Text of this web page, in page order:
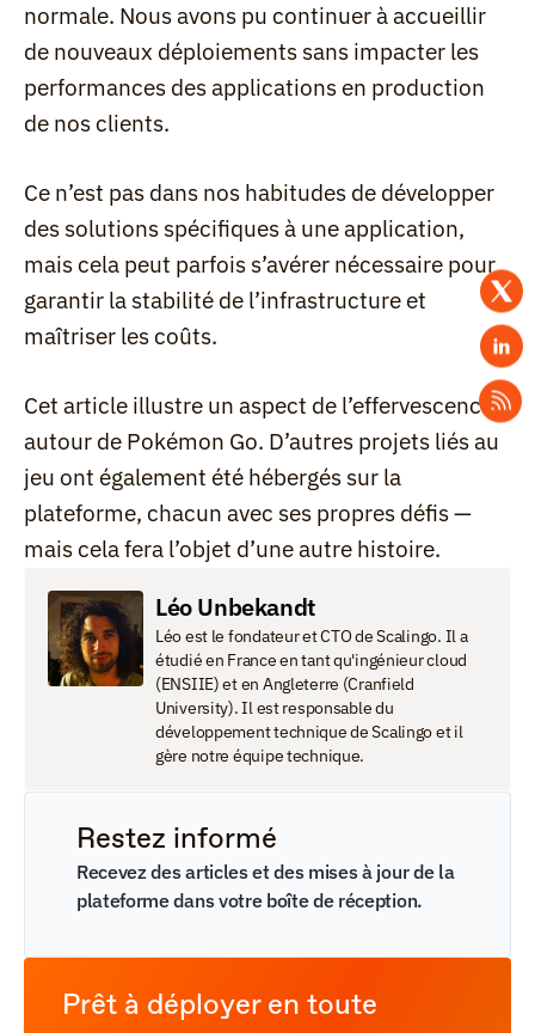
normale. Nous avons pu continuer à accueillir
de nouveaux déploiements sans impacter les
performances des applications en production
de nos clients.
Ce n’est pas dans nos habitudes de développer
des solutions spécifiques à une application,
mais cela peut parfois s’avérer nécessaire pour
garantir la stabilité de l’infrastructure et
maîtriser les coûts.
Cet article illustre un aspect de l’effervescence
autour de Pokémon Go. D’autres projets liés au
jeu ont également été hébergés sur la
plateforme, chacun avec ses propres défis —
mais cela fera l’objet d’une autre histoire.
Léo Unbekandt
Léo est le fondateur et CTO de Scalingo. Il a
étudié en France en tant qu'ingénieur cloud
(ENSIIE) et en Angleterre (Cranfield
University). Il est responsable du
développement technique de Scalingo et il
gère notre équipe technique.
Restez informé
Recevez des articles et des mises à jour de la
plateforme dans votre boîte de réception.
Prêt à déployer en toute